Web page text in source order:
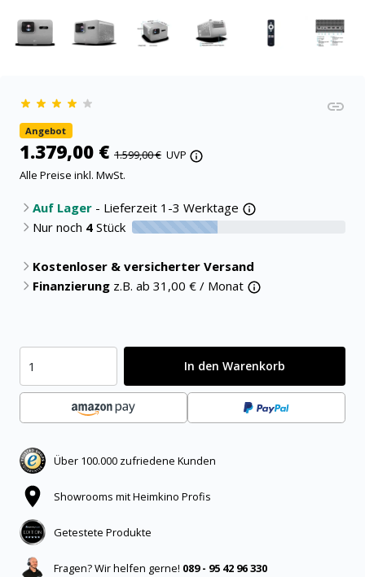
Angebot
1.379,00 € 1.599,00 € UVP
Alle Preise inkl. MwSt.
Auf Lager - Lieferzeit 1-3 Werktage
Nur noch 4 Stück 40% verfügbar
Kostenloser & versicherter Versand
Finanzierung z.B. ab 31,00 € / Monat
In den Warenkorb
Über 100.000 zufriedene Kunden
Showrooms mit Heimkino Profis
Getestete Produkte
Fragen? Wir helfen gerne! 089 - 95 42 96 330